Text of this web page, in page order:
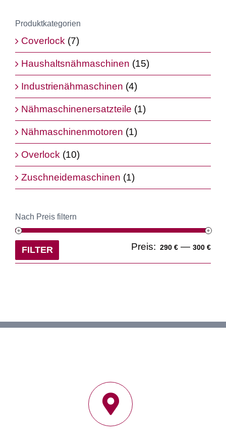
Produktkategorien
Coverlock (7)
Haushaltsnähmaschinen (15)
Industrienähmaschinen (4)
Nähmaschinenersatzteile (1)
Nähmaschinenmotoren (1)
Overlock (10)
Zuschneidemaschinen (1)
Nach Preis filtern
FILTER Preis: 290 € — 300 €